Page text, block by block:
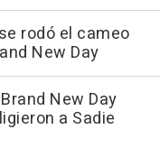
rodó el cameo
New Day
New Day
a Sadie